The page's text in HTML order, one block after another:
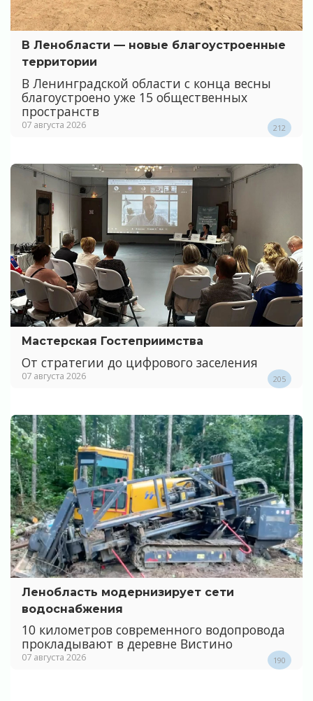
В Ленобласти — новые благоустроенные
территории
В Ленинградской области с конца весны
благоустроено уже 15 общественных
пространств
07 августа 2026 212
Мастерская Гостеприимства
От стратегии до цифрового заселения
07 августа 2026 205
Ленобласть модернизирует сети
водоснабжения
10 километров современного водопровода
прокладывают в деревне Вистино
07 августа 2026 190